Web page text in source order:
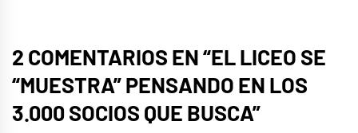
2 COMENTARIOS EN “EL LICEO SE
“MUESTRA” PENSANDO EN LOS
3.000 SOCIOS QUE BUSCA”